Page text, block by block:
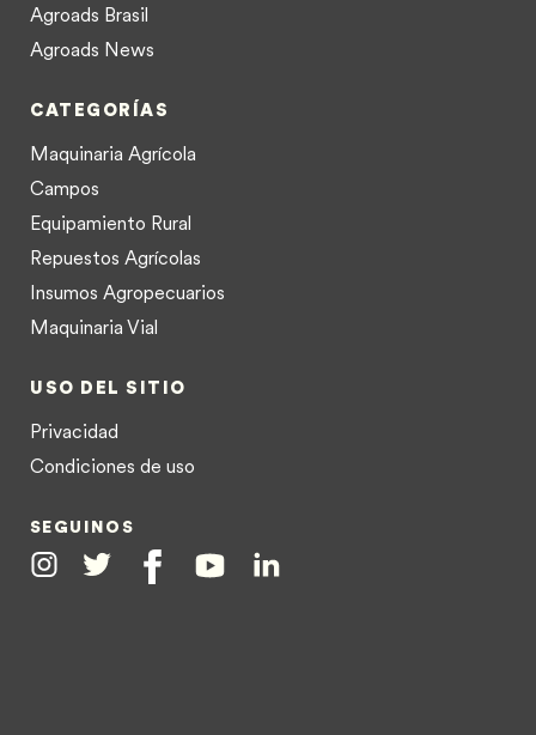
Agroads Brasil
Agroads News
CATEGORÍAS
Maquinaria Agrícola
Campos
Equipamiento Rural
Repuestos Agrícolas
Insumos Agropecuarios
Maquinaria Vial
USO DEL SITIO
Privacidad
Condiciones de uso
SEGUINOS
InstagramTwitter FacebookYoutubeLinkedin